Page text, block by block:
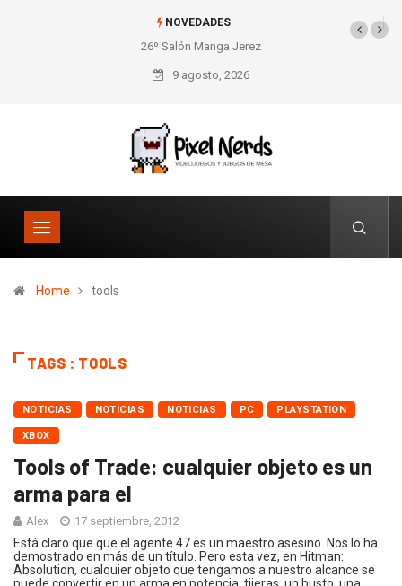
NOVEDADES
26º Salón Manga Jerez
9 agosto, 2026
Home tools
TAGS : TOOLS
NOTICIAS NOTICIAS NOTICIAS PC PLAYSTATION
XBOX
Tools of Trade: cualquier objeto es un
arma para el
Alex 17 septiembre, 2012
Está claro que que el agente 47 es un maestro asesino. Nos lo ha
demostrado en más de un título. Pero esta vez, en Hitman:
Absolution, cualquier objeto que tengamos a nuestro alcance se
puede convertir en un arma en potencia: tijeras, un busto, una